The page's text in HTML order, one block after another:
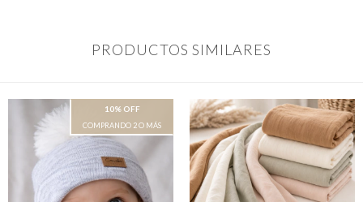
PRODUCTOS SIMILARES
10% OFF
COMPRANDO 2 O MÁS